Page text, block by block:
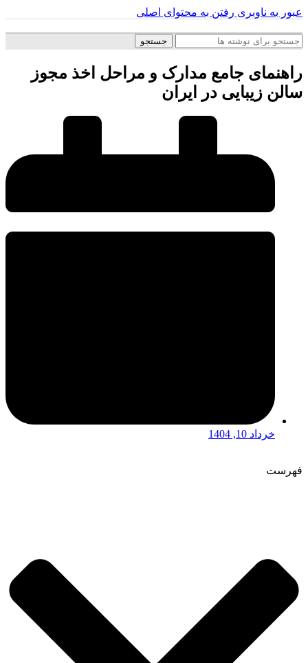
عبور به ناوبری رفتن به محتوای اصلی
جستجو
راهنمای جامع مدارک و مراحل اخذ مجوز
سالن زیبایی در ایران
خرداد 10, 1404
فهرست